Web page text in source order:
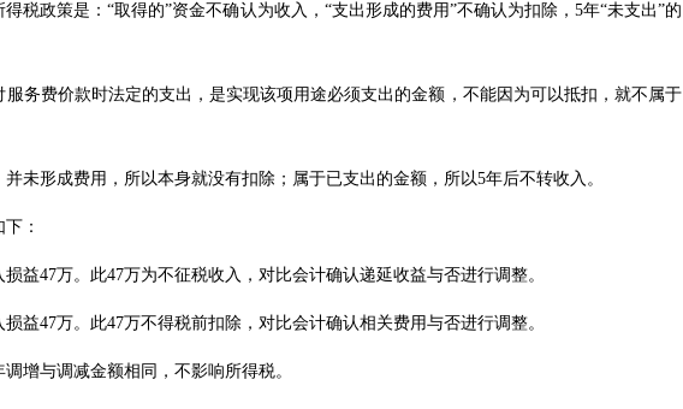
政策是：“取得的”资金不确认为收入，“支出形成的费用”不确认为扣除，5年“未支出”的
费价款时法定的支出，是实现该项用途必须支出的金额，不能因为可以抵扣，就不属于
形成费用，所以本身就没有扣除；属于已支出的金额，所以5年后不转收入。
：
47万。此47万为不征税收入，对比会计确认递延收益与否进行调整。
47万。此47万不得税前扣除，对比会计确认相关费用与否进行调整。
与调减金额相同，不影响所得税。